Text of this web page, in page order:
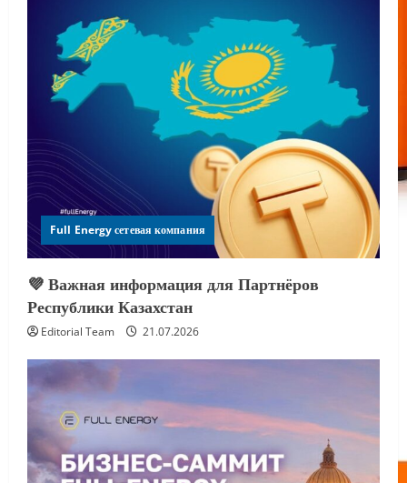
Full Energy сетевая компания
💜 Важная информация для Партнёров
Республики Казахстан
Editorial Team 21.07.2026